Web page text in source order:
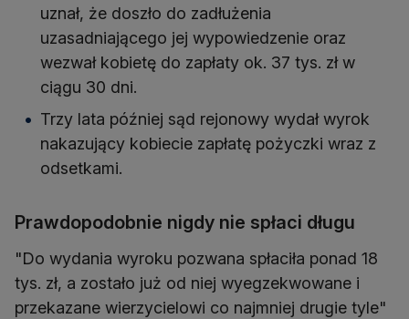
uznał, że doszło do zadłużenia
uzasadniającego jej wypowiedzenie oraz
wezwał kobietę do zapłaty ok. 37 tys. zł w
ciągu 30 dni.
Trzy lata później sąd rejonowy wydał wyrok
nakazujący kobiecie zapłatę pożyczki wraz z
odsetkami.
Prawdopodobnie nigdy nie spłaci długu
"Do wydania wyroku pozwana spłaciła ponad 18
tys. zł, a zostało już od niej wyegzekwowane i
przekazane wierzycielowi co najmniej drugie tyle"